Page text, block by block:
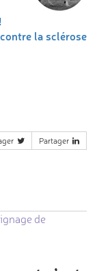
la sclérose
Partager
de